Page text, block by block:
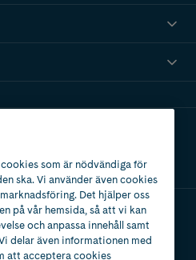
som är nödvändiga för
ska. Vi använder även cookies
Det hjälper oss
på vår hemsida, så att vi kan
och anpassa innehåll samt
delar även informationen med
att acceptera cookies